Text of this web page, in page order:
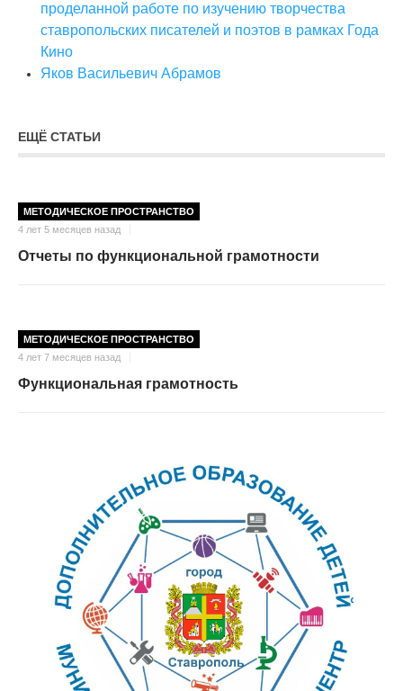
проделанной работе по изучению творчества
ставропольских писателей и поэтов в рамках Года
Кино
Яков Васильевич Абрамов
ЕЩЁ СТАТЬИ
МЕТОДИЧЕСКОЕ ПРОСТРАНСТВО
4 лет 5 месяцев назад
Отчеты по функциональной грамотности
МЕТОДИЧЕСКОЕ ПРОСТРАНСТВО
4 лет 7 месяцев назад
Функциональная грамотность